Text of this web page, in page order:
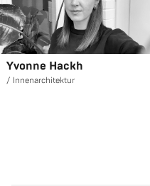
Yvon­ne Hackh
In­nen­ar­chi­tek­tur